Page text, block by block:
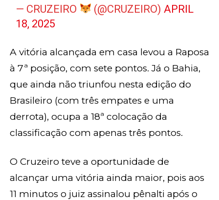
— CRUZEIRO (@CRUZEIRO) APRIL
18, 2025
A vitória alcançada em casa levou a Raposa
à 7ª posição, com sete pontos. Já o Bahia,
que ainda não triunfou nesta edição do
Brasileiro (com três empates e uma
derrota), ocupa a 18ª colocação da
classificação com apenas três pontos.
O Cruzeiro teve a oportunidade de
alcançar uma vitória ainda maior, pois aos
11 minutos o juiz assinalou pênalti após o